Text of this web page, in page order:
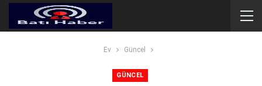
Ev Güncel
GÜNCEL